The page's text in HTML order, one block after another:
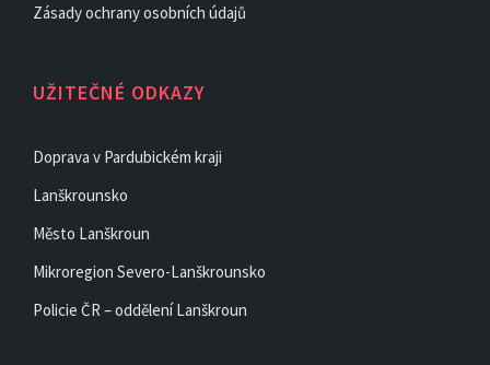
Zásady ochrany osobních údajů
UŽITEČNÉ ODKAZY
Doprava v Pardubickém kraji
Lanškrounsko
Město Lanškroun
Mikroregion Severo-Lanškrounsko
Policie ČR – oddělení Lanškroun